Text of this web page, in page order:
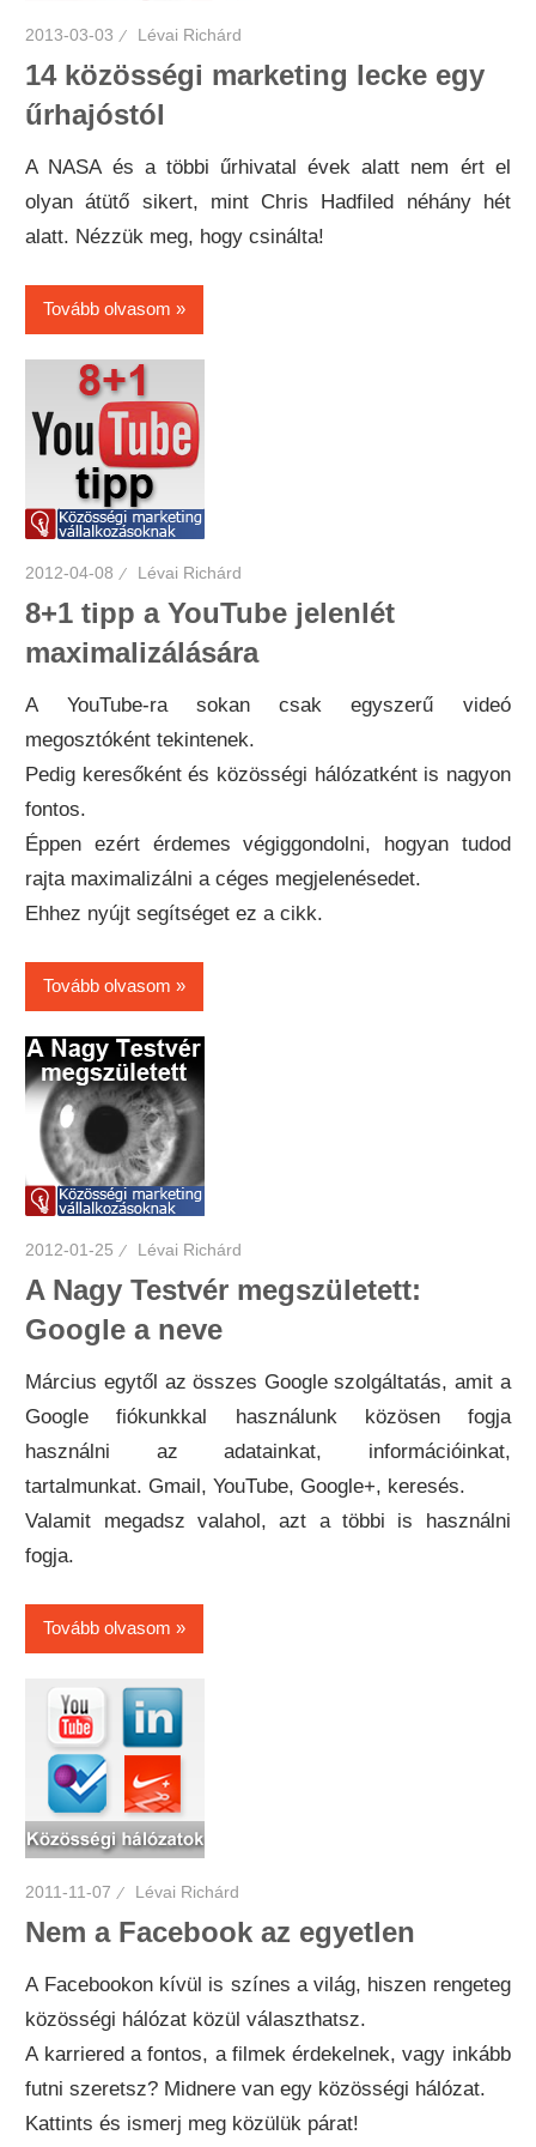
2013-03-03 Lévai Richárd
14 közösségi marketing lecke egy
űrhajóstól
A NASA és a többi űrhivatal évek alatt nem ért el
olyan átütő sikert, mint Chris Hadfiled néhány hét
alatt. Nézzük meg, hogy csinálta!
Tovább olvasom
2012-04-08 Lévai Richárd
8+1 tipp a YouTube jelenlét
maximalizálására
A YouTube-ra sokan csak egyszerű videó
megosztóként tekintenek.
Pedig keresőként és közösségi hálózatként is nagyon
fontos.
Éppen ezért érdemes végiggondolni, hogyan tudod
rajta maximalizálni a céges megjelenésedet.
Ehhez nyújt segítséget ez a cikk.
Tovább olvasom
2012-01-25 Lévai Richárd
A Nagy Testvér megszületett:
Google a neve
Március egytől az összes Google szolgáltatás, amit a
Google fiókunkkal használunk közösen fogja
használni az adatainkat, információinkat,
tartalmunkat. Gmail, YouTube, Google+, keresés.
Valamit megadsz valahol, azt a többi is használni
fogja.
Tovább olvasom
2011-11-07 Lévai Richárd
Nem a Facebook az egyetlen
A Facebookon kívül is színes a világ, hiszen rengeteg
közösségi hálózat közül választhatsz.
A karriered a fontos, a filmek érdekelnek, vagy inkább
futni szeretsz? Midnere van egy közösségi hálózat.
Kattints és ismerj meg közülük párat!